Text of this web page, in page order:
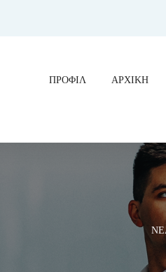
ΠΡΟΦΊΛ ΑΡΧΙΚΗ